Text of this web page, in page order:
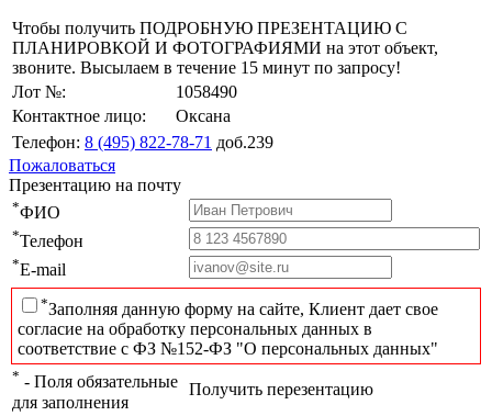
Чтобы получить ПОДРОБНУЮ ПРЕЗЕНТАЦИЮ С
ПЛАНИРОВКОЙ И ФОТОГРАФИЯМИ на этот объект,
звоните. Высылаем в течение 15 минут по запросу!
Лот №:
1058490
Контактное лицо:
Оксана
Телефон: 8 (495) 822-78-71 доб.239
Пожаловаться
Презентацию на почту
*ФИО
*Телефон
*E-mail
*Заполняя данную форму на сайте, Клиент дает свое
согласие на обработку персональных данных в
соответствие с ФЗ №152-ФЗ "О персональных данных"
* - Поля обязательные
для заполнения
Получить перезентацию